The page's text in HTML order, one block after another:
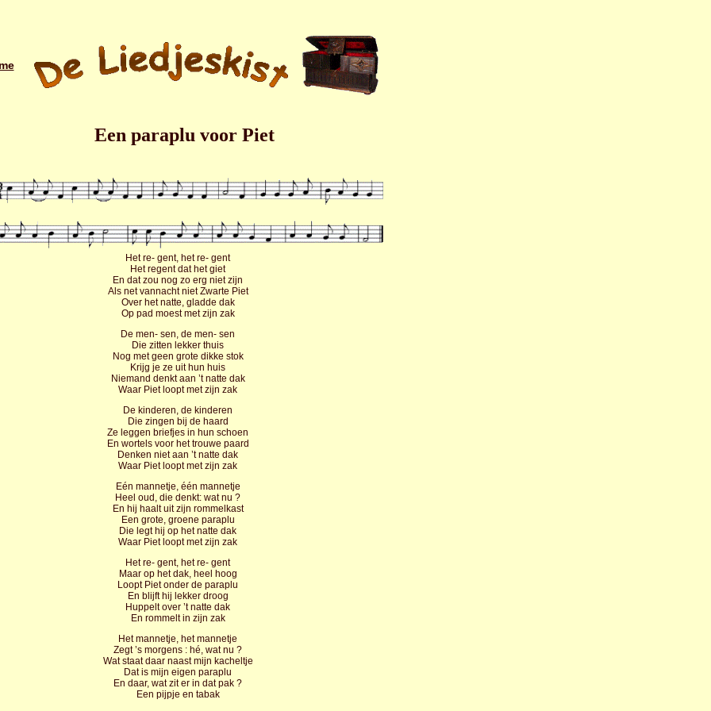
Een paraplu voor Piet
Het re- gent, het re- gent
Het regent dat het giet
En dat zou nog zo erg niet zijn
Als net vannacht niet Zwarte Piet
Over het natte, gladde dak
Op pad moest met zijn zak
De men- sen, de men- sen
Die zitten lekker thuis
Nog met geen grote dikke stok
Krijg je ze uit hun huis
Niemand denkt aan ’t natte dak
Waar Piet loopt met zijn zak
De kinderen, de kinderen
Die zingen bij de haard
Ze leggen briefjes in hun schoen
En wortels voor het trouwe paard
Denken niet aan ’t natte dak
Waar Piet loopt met zijn zak
Eén mannetje, één mannetje
Heel oud, die denkt: wat nu ?
En hij haalt uit zijn rommelkast
Een grote, groene paraplu
Die legt hij op het natte dak
Waar Piet loopt met zijn zak
Het re- gent, het re- gent
Maar op het dak, heel hoog
Loopt Piet onder de paraplu
En blijft hij lekker droog
Huppelt over ’t natte dak
En rommelt in zijn zak
Het mannetje, het mannetje
Zegt ’s morgens : hé, wat nu ?
Wat staat daar naast mijn kacheltje
Dat is mijn eigen paraplu
En daar, wat zit er in dat pak ?
Een pijpje en tabak